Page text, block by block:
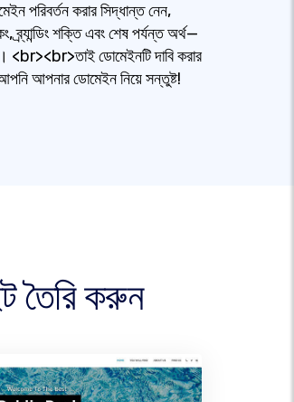
পরিবর্তন করার সিদ্ধান্ত নেন,
ব্র্যান্ডিং শক্তি এবং শেষ পর্যন্ত অর্থ—
<br><br>তাই ডোমেইনটি দাবি করার
আপনার ডোমেইন নিয়ে সন্তুষ্ট!
তৈরি করুন